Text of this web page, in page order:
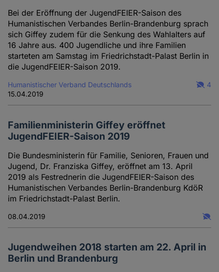
Bei der Eröffnung der JugendFEIER-Saison des
Humanistischen Verbandes Berlin-Brandenburg sprach
sich Giffey zudem für die Senkung des Wahlalters auf
16 Jahre aus. 400 Jugendliche und ihre Familien
starteten am Samstag im Friedrichstadt-Palast Berlin in
die JugendFEIER-Saison 2019.
Humanistischer Verband Deutschlands
15.04.2019
4
Familienministerin Giffey eröffnet
JugendFEIER-Saison 2019
Die Bundesministerin für Familie, Senioren, Frauen und
Jugend, Dr. Franziska Giffey, eröffnet am 13. April
2019 als Festrednerin die JugendFEIER-Saison des
Humanistischen Verbandes Berlin-Brandenburg KdöR
im Friedrichstadt-Palast Berlin.
08.04.2019
Jugendweihen 2018 starten am 22. April in
Berlin und Brandenburg